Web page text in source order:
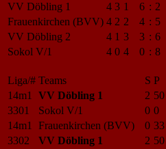
VV Döbling 1
4 3 1 6 : 2
Frauenkirchen (BVV) 4 2 2 4 : 5
VV Döbling 2
4 1 3 3 : 6
Sokol V/1
4 0 4 0 : 8
Liga/# Teams S P
14m1
VV Döbling 1 2 50
3301
Sokol V/1 0 0
14m1
Frauenkirchen (BVV) 0 33
3302
VV Döbling 1 2 50